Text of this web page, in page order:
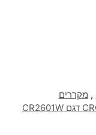
, מקררים